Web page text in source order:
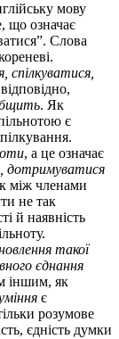
мову
що означає
Слова
спілкуватися,
. Як
є
, а це означає
дотримуватися
між членами
не так
й наявність
такої
єднання
іншим, як
є
розумове
єдність думки